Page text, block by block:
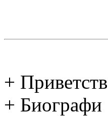
+
+ Биографи